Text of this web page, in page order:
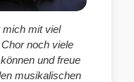
mich mit viel
noch viele
und freue
musikalischen